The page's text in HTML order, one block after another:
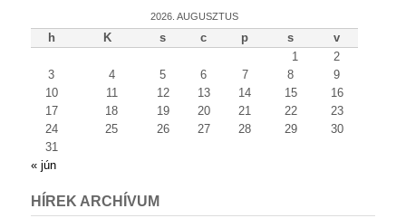
2026. AUGUSZTUS
h K s c p s
v
1
2
3
4 5 6 7 8
9
10
11 12 13 14 15
16
17
18 19 20 21 22
23
24
25 26 27 28 29
30
31
« jún
HÍREK ARCHÍVUM